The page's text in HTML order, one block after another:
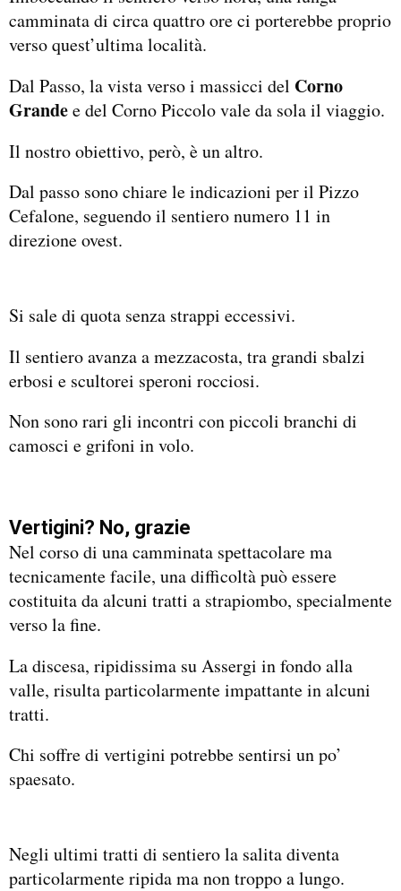
camminata di circa quattro ore ci porterebbe proprio
verso quest’ultima località.
Dal Passo, la vista verso i massicci del Corno
Grandee del Corno Piccolo vale da sola il viaggio.
Il nostro obiettivo, però, è un altro.
Dal passo sono chiare le indicazioni per il Pizzo
Cefalone, seguendo il sentiero numero 11 in
direzione ovest.
Si sale di quota senza strappi eccessivi.
Il sentiero avanza a mezzacosta, tra grandi sbalzi
erbosi e scultorei speroni rocciosi.
Non sono rari gli incontri con piccoli branchi di
camosci e grifoni in volo.
Vertigini? No, grazie
Nel corso di una camminata spettacolare ma
tecnicamente facile, una difficoltà può essere
costituita da alcuni tratti a strapiombo, specialmente
verso la fine.
La discesa, ripidissima su Assergi in fondo alla
valle, risulta particolarmente impattante in alcuni
tratti.
Chi soffre di vertigini potrebbe sentirsi un po’
spaesato.
Negli ultimi tratti di sentiero la salita diventa
particolarmente ripida ma non troppo a lungo.